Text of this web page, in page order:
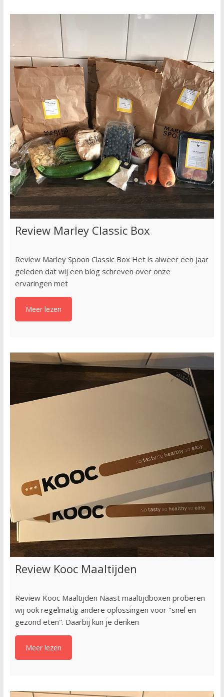
Review Marley Classic Box
Review Marley Spoon Classic Box Het is alweer een jaar
geleden dat wij een blog schreven over onze
ervaringen met
Meer lezen
Review Kooc Maaltijden
Review Kooc Maaltijden Naast maaltijdboxen proberen
wij ook regelmatig andere oplossingen voor "snel en
gezond eten". Daarbij kun je denken
Meer lezen